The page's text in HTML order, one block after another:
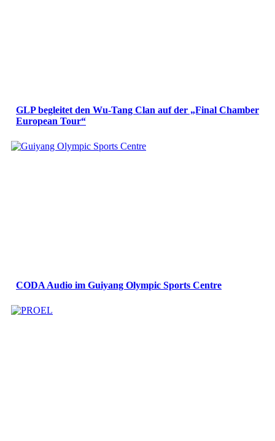
GLP begleitet den Wu-Tang Clan auf der „Final Chamber
European Tour“
CODA Audio im Guiyang Olympic Sports Centre